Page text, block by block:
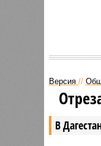
Версия //
В